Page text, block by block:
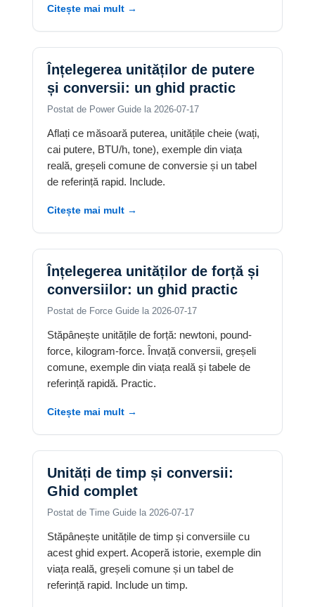
Citește mai mult →
Înțelegerea unităților de putere
și conversii: un ghid practic
Postat de Power Guide la 2026-07-17
Aflați ce măsoară puterea, unitățile cheie (wați,
cai putere, BTU/h, tone), exemple din viața
reală, greșeli comune de conversie și un tabel
de referință rapid. Include.
Citește mai mult →
Înțelegerea unităților de forță și
conversiilor: un ghid practic
Postat de Force Guide la 2026-07-17
Stăpânește unitățile de forță: newtoni, pound-
force, kilogram-force. Învață conversii, greșeli
comune, exemple din viața reală și tabele de
referință rapidă. Practic.
Citește mai mult →
Unități de timp și conversii:
Ghid complet
Postat de Time Guide la 2026-07-17
Stăpânește unitățile de timp și conversiile cu
acest ghid expert. Acoperă istorie, exemple din
viața reală, greșeli comune și un tabel de
referință rapid. Include un timp.